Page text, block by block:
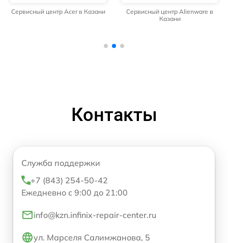
Сервисный центр Acer в Казани
Сервисный центр Alienware в
Казани
Контакты
Служба поддержки
+7 (843) 254-50-42
Ежедневно с 9:00 до 21:00
info@kzn.infinix-repair-center.ru
ул. Марселя Салимжанова, 5